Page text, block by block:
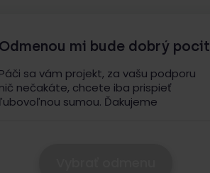
Odmenou mi bude dobrý pocit
Páči sa vám projekt, za vašu podporu
nič nečakáte, chcete iba prispieť
ľubovoľnou sumou. Ďakujeme